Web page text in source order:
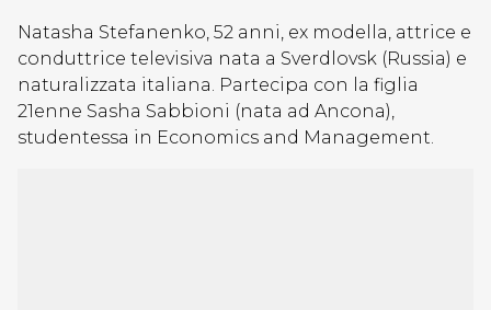
Natasha Stefanenko, 52 anni, ex modella, attrice e
conduttrice televisiva nata a Sverdlovsk (Russia) e
naturalizzata italiana. Partecipa con la figlia
21enne Sasha Sabbioni (nata ad Ancona),
studentessa in Economics and Management.